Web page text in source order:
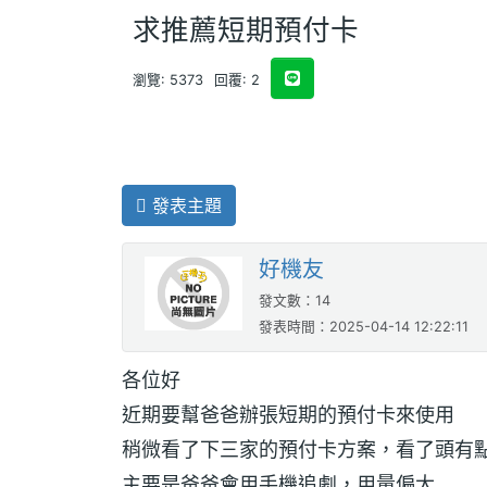
求推薦短期預付卡
瀏覽: 5373 回覆: 2
發表主題
好機友
發文數：14
發表時間：2025-04-14 12:22:11
各位好
近期要幫爸爸辦張短期的預付卡來使用
稍微看了下三家的預付卡方案，看了頭有